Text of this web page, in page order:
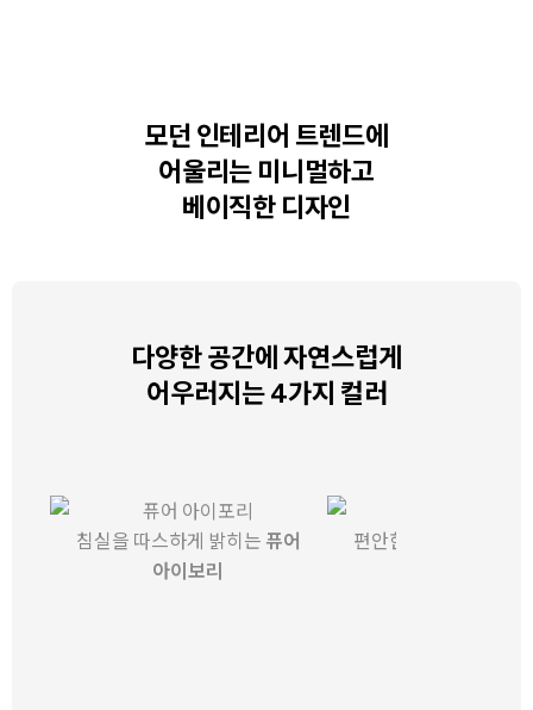
모던 인테리어 트렌드에
어울리는 미니멀하고
베이직한 디자인
다양한 공간에 자연스럽게
어우러지는 4가지 컬러
침실을 따스하게 밝히는 퓨어
아이보리
편안한 무드를 완성하